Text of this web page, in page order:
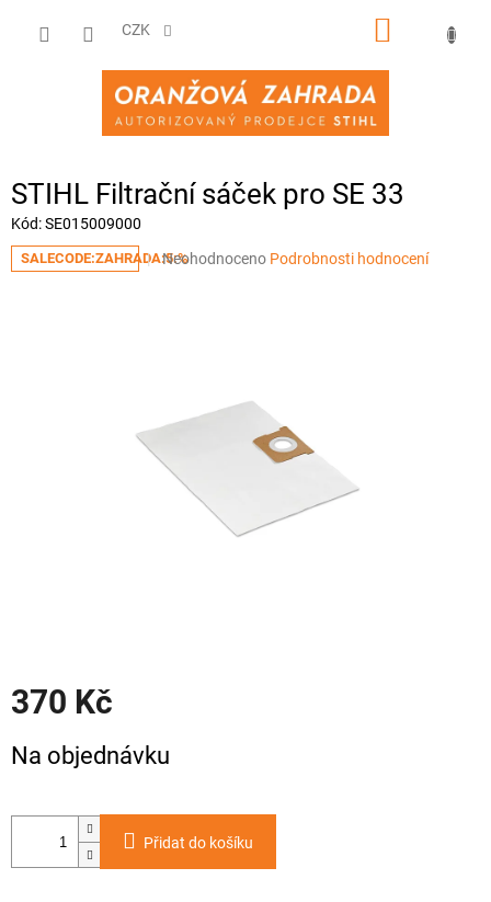
CZK
NÁKUPNÍ
STIHL Filtrační sáček pro SE 33
Kód:SE015009000
SALECODE:ZAHRADA:5:%Průměrné
hvězdiček.
Neohodnoceno Podrobnosti hodnocení
370 Kč
cena:
Na objednávku
Přidat do košíku